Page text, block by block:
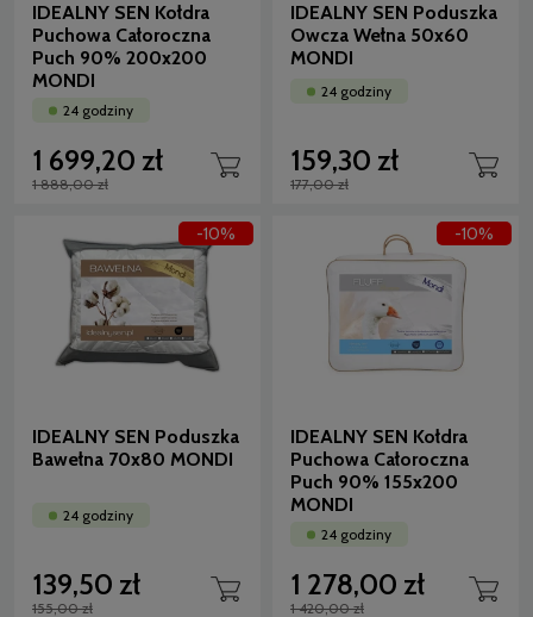
IDEALNY SEN Kołdra
Puchowa Całoroczna
Puch 90% 200x200
MONDI
24 godziny
1 699,20 zł
1 888,00 zł
IDEALNY SEN Poduszka
Owcza Wełna 50x60
MONDI
24 godziny
159,30 zł
177,00 zł
IDEALNY SEN Poduszka
Bawełna 70x80 MONDI
24 godziny
139,50 zł
155,00 zł
-10%
IDEALNY SEN Kołdra
Puchowa Całoroczna
Puch 90% 155x200
MONDI
24 godziny
1 278,00 zł
1 420,00 zł
-10%